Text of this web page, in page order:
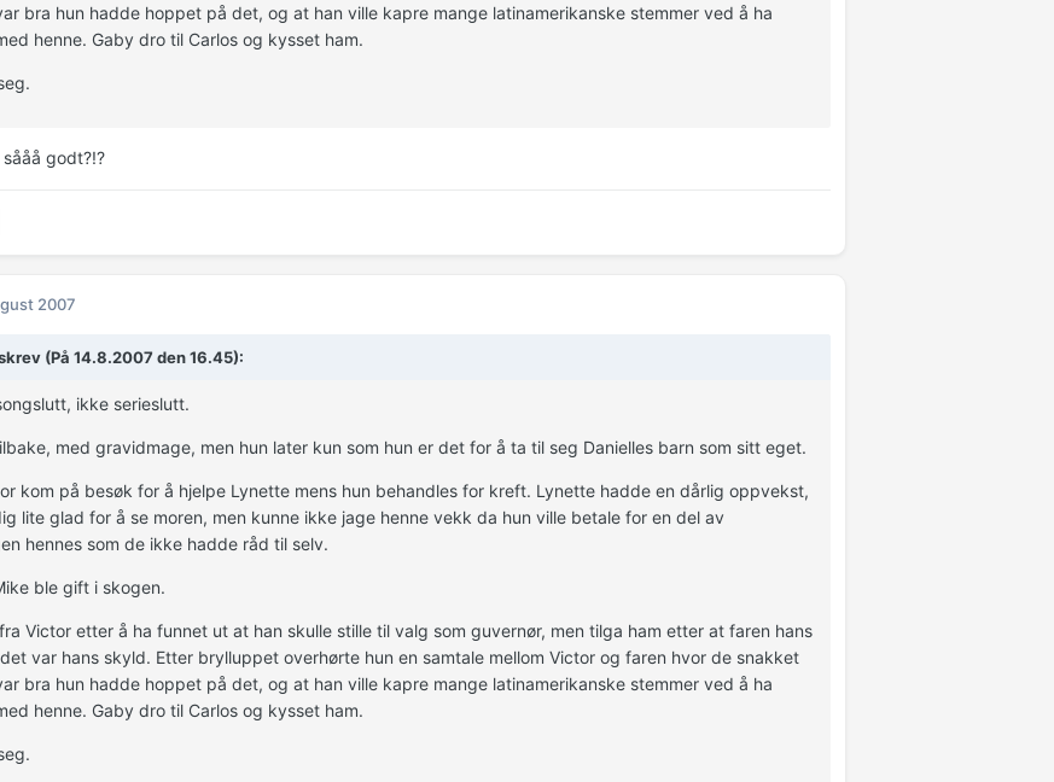
bra hun hadde hoppet på det, og at han ville kapre mange latinamerikanske stemmer ved å ha
henne. Gaby dro til Carlos og kysset ham.
godt?!?
2007
(På 14.8.2007 den 16.45):
ikke serieslutt.
med gravidmage, men hun later kun som hun er det for å ta til seg Danielles barn som sitt eget.
kom på besøk for å hjelpe Lynette mens hun behandles for kreft. Lynette hadde en dårlig oppvekst,
lite glad for å se moren, men kunne ikke jage henne vekk da hun ville betale for en del av
hennes som de ikke hadde råd til selv.
ble gift i skogen.
Victor etter å ha funnet ut at han skulle stille til valg som guvernør, men tilga ham etter at faren hans
var hans skyld. Etter brylluppet overhørte hun en samtale mellom Victor og faren hvor de snakket
bra hun hadde hoppet på det, og at han ville kapre mange latinamerikanske stemmer ved å ha
henne. Gaby dro til Carlos og kysset ham.